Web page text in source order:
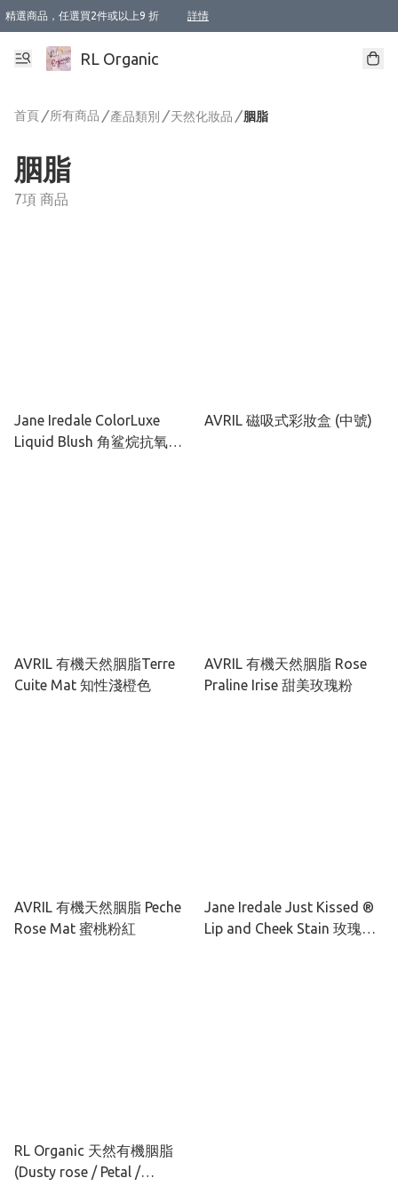
精選商品，任選買2件或以上9 折 詳情
XI周年優惠【新品自由選2件88折/3件85折】
XI周年優惠【Chakra 脈輪平衡自由選2件9折/3件85折/5件8折】
Florame 肌底自由選 2支9折 3支85折
XI周年優惠【蟲蟲退散 · 防衛結界﹞系列2件9折】
Sunki 任選2件95折
BIOFFICINA TOSCANA 任選2支9折 3支85折
Lamav 任選1件9折 2件85折
Mukti Organics 指定產品任選1件9折, 2件88折 3件85折
Intelligent Nutrients Skincare 任選2件9折
deodorant 任選2件88折
化妝品 任選2件95折
XI周年優惠【身心靈單品 任選2件9折/3件85折/5件8折】
XI周年優惠 【精油/香水 任選2件9折/3件85折/5件8折】
XI周年優惠【「關節到肌膚」全效養護 BODY OIL 組2件88折/3件85折】
XI周年優惠【夏日有機物理防曬套裝2件88折】
XI周年優惠【夏日潔面隨意選2件88折/3件85折】
XI周年優惠【逆齡奇蹟抗氧 11 自由選2件88折/3件85折/4件或以上8折】
新會員首次購物即享全單 95 折優惠！
成為VIP / VVIP 可享有生日月現金扣減獎賞優惠 !! 記得去賬户資料填上生日日期啦 !
選用順豐速運，滿$500 免運費
本地速遞 京東 送住宅/ 工商地址 $400 免運費
澳門訂單選用順豐速運，滿$800 免運費
RL Organic
首頁 / 所有商品 / 產品類別 / 天然化妝品 / 胭脂
胭脂
7項 商品
Jane Iredale ColorLuxe
Liquid Blush 角鲨烷抗氧琉
AVRIL 磁吸式彩妝盒 (中號)
AVRIL 有機天然胭脂Terre
Cuite Mat 知性淺橙色
AVRIL 有機天然胭脂 Rose
Praline Irise 甜美玫瑰粉
AVRIL 有機天然胭脂 Peche
Rose Mat 蜜桃粉紅
Jane Iredale Just Kissed ®
Lip and Cheek Stain 玫瑰變
RL Organic 天然有機胭脂
(Dusty rose / Petal /